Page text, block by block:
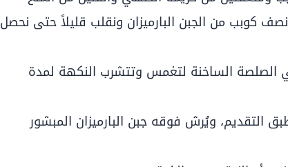
كوبب من الجبن البارميزان ونقلب قليلاً حتى نحصل
الصلصة الساخنة لتغمس وتتشرب النكهة لمدة
التقديم، ويُرش فوقه جبن البارميزان المبشور